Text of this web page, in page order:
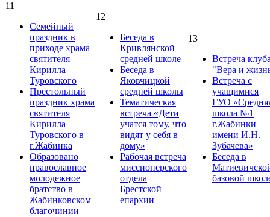
11
Семейный
праздник в
приходе храма
святителя
Кирилла
Туровского
Престольный
праздник храма
святителя
Кирилла
Туровского в
г.Жабинка
Образовано
православное
молодежное
братство в
Жабинковском
благочинии
12
Беседа в
Кривлянской
средней школе
Беседа в
Яковчицкой
средней школы
Тематическая
встреча «Дети
учатся тому, что
видят у себя в
дому»
Рабочая встреча
миссионерского
отдела
Брестской
епархии
13
Встреча
"Вера и
Встреча с
учащимися
ГУО
школа №1
г.Жабинки
имени И.Н.
Зубачева»
Беседа в
базовой